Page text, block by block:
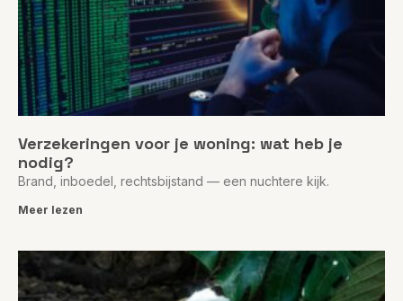
Verzekeringen voor je woning: wat heb je
nodig?
Brand, inboedel, rechtsbijstand — een nuchtere kijk.
Meer lezen